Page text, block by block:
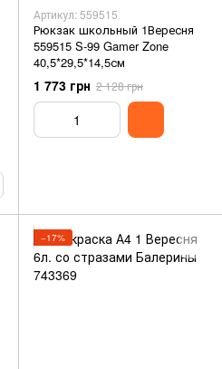
Артикул: 559515
Рюкзак школьный 1Вересня
559515 S-99 Gamer Zone
40,5*29,5*14,5см
1 773 грн 2 128 грн
−17%